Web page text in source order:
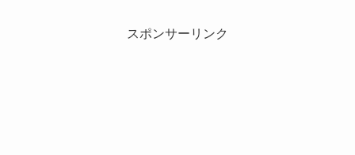
スポンサーリンク